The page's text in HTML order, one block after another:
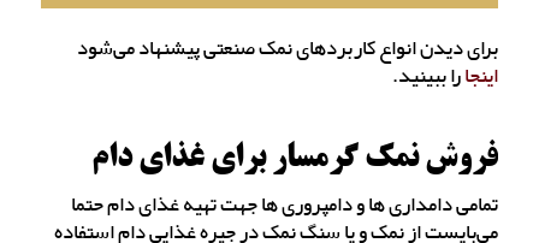
برای دیدن انواع کاربردهای نمک صنعتی پیشنهاد می‌شود
اینجارا ببینید.
فروش نمک گرمسار برای غذای دام
تمامی دامداری ها و دامپروری ها جهت تهیه غذای دام حتما
می‌بایست از نمک و یا سنگ نمک در جیره غذایی دام استفاده